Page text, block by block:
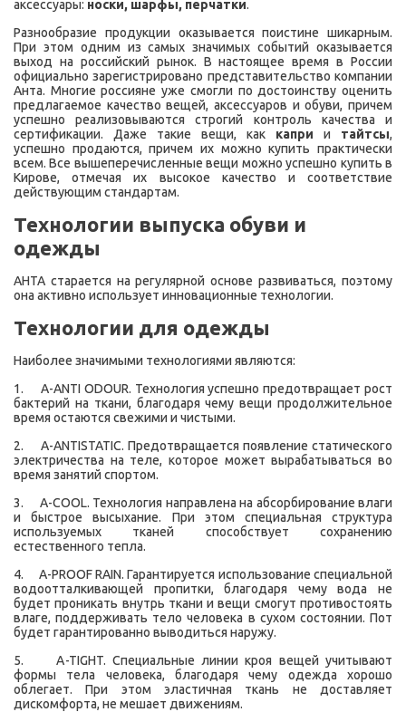
аксессуары: носки, шарфы, перчатки.
Разнообразие продукции оказывается поистине шикарным.
При этом одним из самых значимых событий оказывается
выход на российский рынок. В настоящее время в России
официально зарегистрировано представительство компании
Анта. Многие россияне уже смогли по достоинству оценить
предлагаемое качество вещей, аксессуаров и обуви, причем
успешно реализовываются строгий контроль качества и
сертификации. Даже такие вещи, как капри и тайтсы,
успешно продаются, причем их можно купить практически
всем. Все вышеперечисленные вещи можно успешно купить в
Кирове, отмечая их высокое качество и соответствие
действующим стандартам.
Технологии выпуска обуви и
одежды
АНТА старается на регулярной основе развиваться, поэтому
она активно использует инновационные технологии.
Технологии для одежды
Наиболее значимыми технологиями являются:
1. A-ANTI ODOUR. Технология успешно предотвращает рост
бактерий на ткани, благодаря чему вещи продолжительное
время остаются свежими и чистыми.
2. A-ANTISTATIC. Предотвращается появление статического
электричества на теле, которое может вырабатываться во
время занятий спортом.
3. A-COOL. Технология направлена на абсорбирование влаги
и быстрое высыхание. При этом специальная структура
используемых тканей способствует сохранению
естественного тепла.
4. A-PROOF RAIN. Гарантируется использование специальной
водоотталкивающей пропитки, благодаря чему вода не
будет проникать внутрь ткани и вещи смогут противостоять
влаге, поддерживать тело человека в сухом состоянии. Пот
будет гарантированно выводиться наружу.
5. A-TIGHT. Специальные линии кроя вещей учитывают
формы тела человека, благодаря чему одежда хорошо
облегает. При этом эластичная ткань не доставляет
дискомфорта, не мешает движениям.